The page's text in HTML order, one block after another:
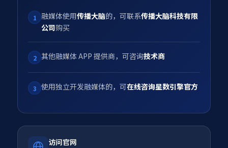
1 融媒体使用传播大脑的，可联系传播大脑科技有限
公司购买
2 其他融媒体 APP 提供商，可咨询技术商
3 使用独立开发融媒体的，可在线咨询星数引擎官方
访问官网